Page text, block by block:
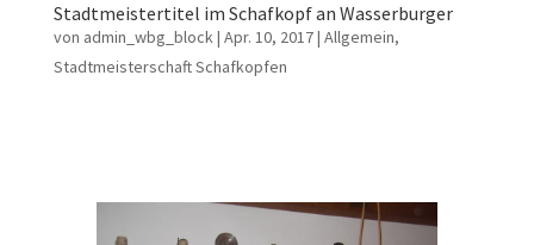
Stadtmeistertitel im Schafkopf an Wasserburger
von admin_wbg_block| Apr. 10, 2017| Allgemein,
Stadtmeisterschaft Schafkopfen